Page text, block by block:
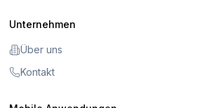
Unternehmen
Über uns
Kontakt